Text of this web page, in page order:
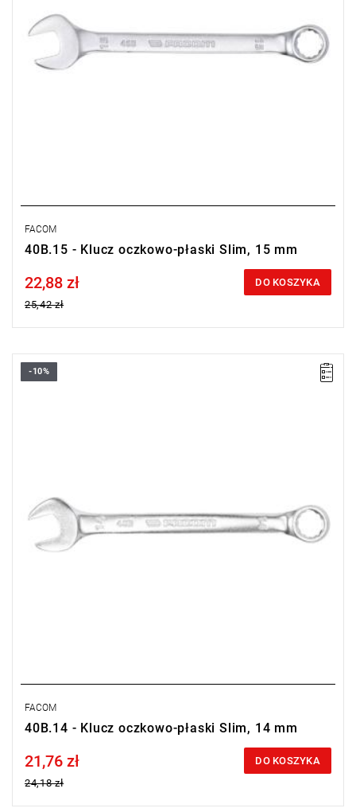
FACOM
40B.15 - Klucz oczkowo-płaski Slim, 15 mm
Price tax included
22,88 zł
25,42 zł
DO KOSZYKA
• Rozmiar: 14 mm
-10%
FACOM
40B.14 - Klucz oczkowo-płaski Slim, 14 mm
Price tax included
21,76 zł
24,18 zł
DO KOSZYKA